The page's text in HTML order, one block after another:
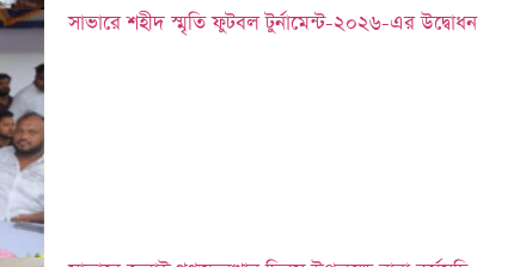
সাভারে শহীদ স্মৃতি ফুটবল টুর্নামেন্ট-২০২৬-এর উদ্বোধন